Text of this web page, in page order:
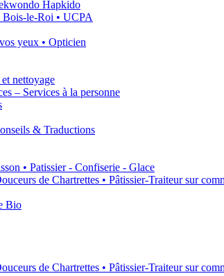
Hapkido
Bois-le-Roi • UCPA
yeux • Opticien
nettoyage
– Services à la personne
& Traductions
• Patissier - Confiserie - Glace
de Chartrettes • Pâtissier-Traiteur sur
Bio
de Chartrettes • Pâtissier-Traiteur sur